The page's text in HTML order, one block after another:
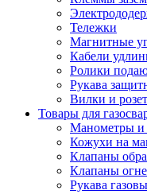
Тележки
Магнитные
Кабели
Ролики
Рукава
Вилки и
Товары для
Манометры и
Кожухи на
Клапаны
Клапаны
Рукава